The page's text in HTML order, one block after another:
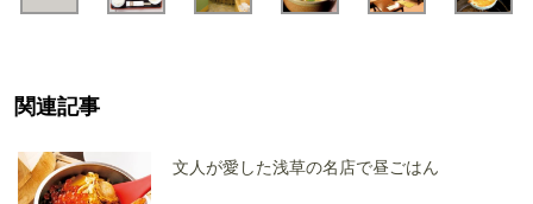
関連記事
文人が愛した浅草の名店で昼ごはん